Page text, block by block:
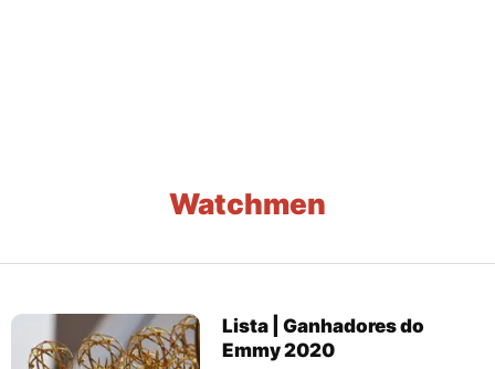
Watchmen
Lista | Ganhadores do
Emmy 2020